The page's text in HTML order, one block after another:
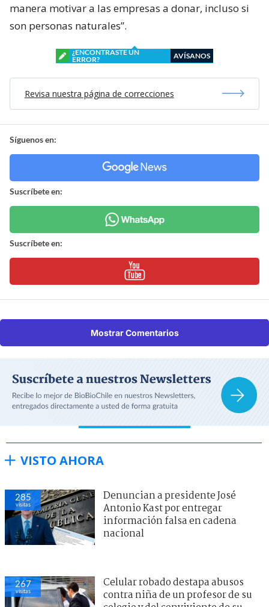
manera motivar a las empresas a donar, incluso si
son personas naturales”.
¿ENCONTRASTE UN
ERROR?
AVÍSANOS
Revisa nuestra página de correcciones
Síguenos en:
Suscríbete en:
Suscríbete en:
Mostrar Comentarios
VISTO AHORA
285
visitas
Denuncian a presidente José
Antonio Kast por entregar
información falsa en cadena
nacional
267
visitas
Celular robado destapa abusos
contra niña de un profesor de su